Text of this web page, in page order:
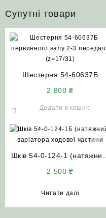
Супутні товари
Шестерня 54-60637Б
передача (z=17/31) НИВА
СК-5
2 800₴
Додати в кошик
Шків 54-0-124-1 (натяжний)
(без важеля) у зборі НИВА
2 500₴
Читати далі